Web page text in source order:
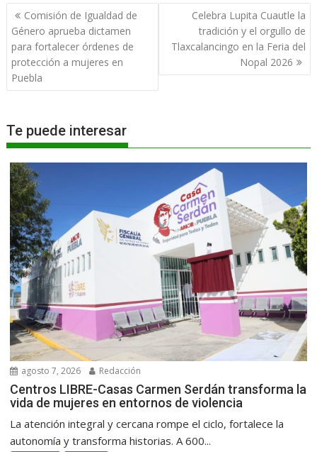
Navegación
de
entradas
Comisión de Igualdad de
Género aprueba dictamen
para fortalecer órdenes de
protección a mujeres en
Puebla
Celebra Lupita Cuautle la
tradición y el orgullo de
Tlaxcalancingo en la Feria del
Nopal 2026
Te puede interesar
agosto 7, 2026 Redacción
Centros LIBRE-Casas Carmen Serdán transforma la
vida de mujeres en entornos de violencia
La atención integral y cercana rompe el ciclo, fortalece la
autonomía y transforma historias. A 600...